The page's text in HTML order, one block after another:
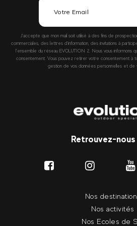
J’accepte que mon mail soit utilisé à des fins de
commerciales, des lettres d’information, des invitations à
l’ensemble du réseau EVOLUTION 2. Nous vous
consentement. Vous pouvez retirer votre consentement à
gestion de vos données personnelles et de
Retrouvez-nous
Nos
Nos activités
Nos Ecoles de